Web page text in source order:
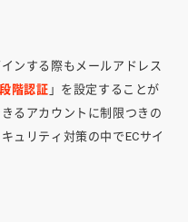
ンする際もメールアドレス
階認証 」を設定することが
るアカウントに制限つきの
ュリティ対策の中でECサイ